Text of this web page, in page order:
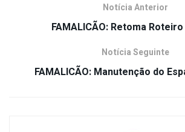
Notícia Anterior
FAMALICÃO: Retoma
Notícia Seguinte
FAMALICÃO: Manutenção do